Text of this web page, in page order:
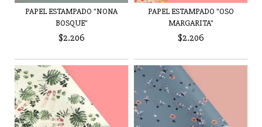
PAPEL ESTAMPADO "NONA
BOSQUE"
$2.206
PAPEL ESTAMPADO "OSO
MARGARITA"
$2.206